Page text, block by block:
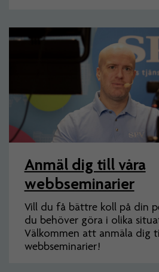
Anmäl dig till våra
webbseminarier
Vill du få bättre koll på din
du behöver göra i olika
Välkommen att anmäla dig
webbseminarier!